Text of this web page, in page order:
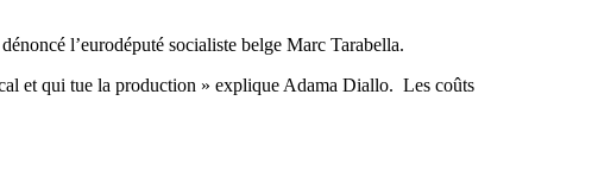
l’eurodéputé socialiste belge Marc Tarabella.
et qui tue la production » explique Adama Diallo. Les coûts